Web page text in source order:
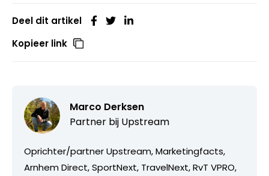
Deel dit artikel
Kopieer link
Marco Derksen
Partner bij Upstream
Oprichter/partner Upstream, Marketingfacts,
Arnhem Direct, SportNext, TravelNext, RvT VPRO,